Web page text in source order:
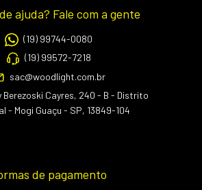
ajuda? Fale com a gente
(19) 99744-0080
(19) 99572-7218
sac@woodlight.com.br
Berezoski Cayres, 240 - B - Distrito
- Mogi Guaçu - SP, 13849-104
de pagamento